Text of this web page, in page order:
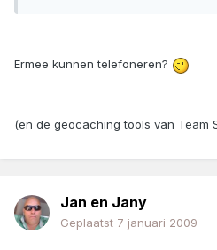
Ermee kunnen telefoneren?
(en de geocaching tools van Team
Jan en Jany
Geplaatst 7 januari 2009